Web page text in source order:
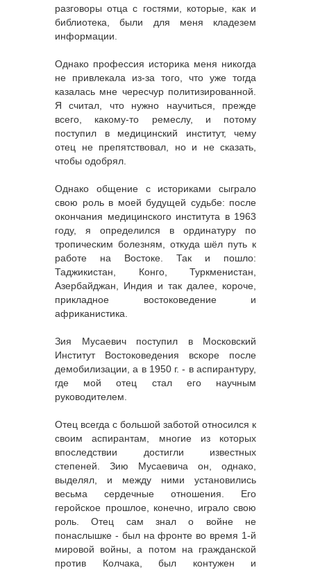
разговоры отца с гостями, которые, как и
библиотека, были для меня кладезем
информации.
Однако профессия историка меня никогда
не привлекала из-за того, что уже тогда
казалась мне чересчур политизированной.
Я считал, что нужно научиться, прежде
всего, какому-то ремеслу, и потому
поступил в медицинский институт, чему
отец не препятствовал, но и не сказать,
чтобы одобрял.
Однако общение с историками сыграло
свою роль в моей будущей судьбе: после
окончания медицинского института в 1963
году, я определился в ординатуру по
тропическим болезням, откуда шёл путь к
работе на Востоке. Так и пошло:
Таджикистан, Конго, Туркменистан,
Азербайджан, Индия и так далее, короче,
прикладное востоковедение и
африканистика.
Зия Мусаевич поступил в Московский
Институт Востоковедения вскоре после
демобилизации, а в 1950 г. - в аспирантуру,
где мой отец стал его научным
руководителем.
Отец всегда с большой заботой относился к
своим аспирантам, многие из которых
впоследствии достигли известных
степеней. Зию Мусаевича он, однако,
выделял, и между ними установились
весьма сердечные отношения. Его
геройское прошлое, конечно, играло свою
роль. Отец сам знал о войне не
понаслышке - был на фронте во время 1-й
мировой войны, а потом на гражданской
против Колчака, был контужен и